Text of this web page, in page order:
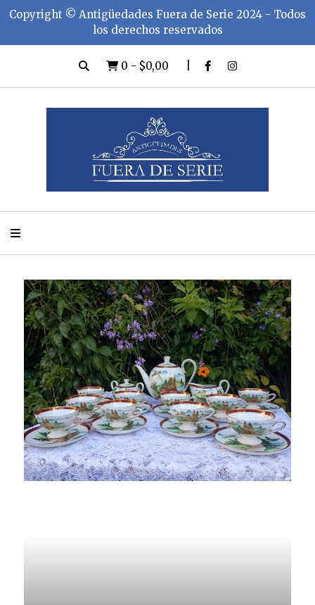
Copyright ©️ Antigüedades Fuera de Serie 2024 - Todos
los derechos reservados
0 - $0,00